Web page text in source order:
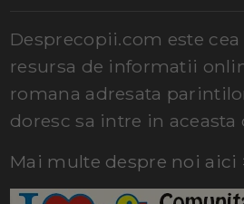
Desprecopii.com este
resursa de informatii
romana adresata
doresc sa intre in aceasta
Mai multe despre noi aici